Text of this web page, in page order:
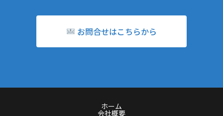
お問合せはこちらから
ホーム
会社概要